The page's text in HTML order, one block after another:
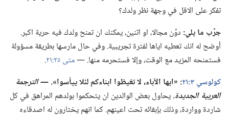
تفكر على الاقل في وجهة نظر ولدك؟‏
جرِّب ما يلي:‏ دوِّن مجالا،‏ او اثنين،‏ يمكنك ان تمنح ولدك فيه حرية اكبر.‏
أوضح له انك تعطيه اياها لفترة تجريبية.‏ وفي حال مارسها بطريقة مسؤولة
فستمنحه المزيد مع الوقت،‏ وإلا فستحرمه منها.‏ —‏متى ٢٥:‏٢١
‏.‏
كولوسي ٣:‏٢١
‏:‏ «ايها الآباء،‏ لاتغيظوا ابناءكم لئلا ييأسوا».‏ —‏الترجمة
العربية الجديدة.‏يحاول بعض الوالدين ان يتحكموا بولدهم المراهق في كل
شاردة وواردة،‏ وذلك بإبقائه تحت اعينهم.‏ كما انهم يختارون له اصدقاءه